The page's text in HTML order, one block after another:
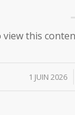
this
1 JUIN 2026
/